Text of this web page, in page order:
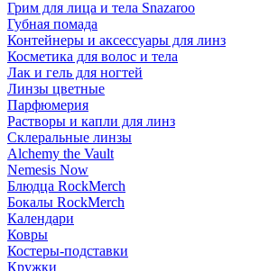
Грим для лица и тела Snazaroo
Губная помада
Контейнеры и аксессуары для линз
Косметика для волос и тела
Лак и гель для ногтей
Линзы цветные
Парфюмерия
Растворы и капли для линз
Склеральные линзы
Alchemy the Vault
Nemesis Now
Блюдца RockMerch
Бокалы RockMerch
Календари
Ковры
Костеры-подставки
Кружки